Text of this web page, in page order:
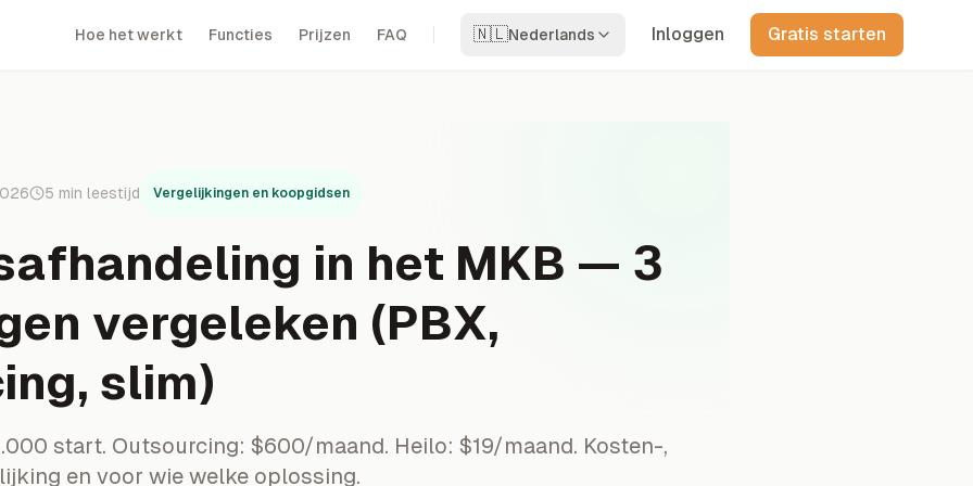
Hoe het werkt Functies Prijzen FAQ 🇳🇱Nederlands Inloggen Gratis starten
5 min leestijd Vergelijkingen en koopgidsen
in het MKB — 3
vergeleken (PBX,
slim)
start. Outsourcing: $600/maand. Heilo: $19/maand. Kosten-,
en voor wie welke oplossing.